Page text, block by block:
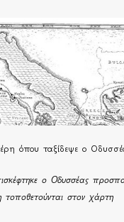
όπου ταξίδεψε ο
ο Οδυσσέας
τοποθετούνται στον χάρτη